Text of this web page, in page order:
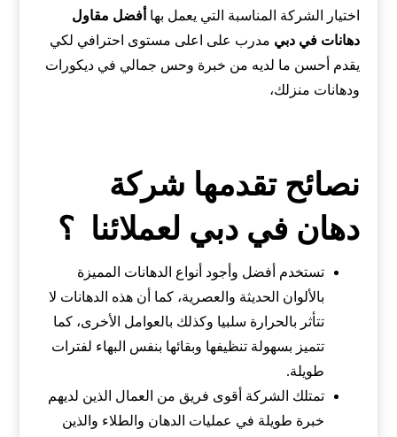
اختيار الشركة المناسبة التي يعمل بها أفضل مقاول
دهانات في دبي مدرب على اعلى مستوى احترافي لكي
يقدم أحسن ما لديه من خبرة وحس جمالي في ديكورات
ودهانات منزلك،
نصائح تقدمها شركة
دهان في دبي لعملائنا ؟
تستخدم أفضل وأجود أنواع الدهانات المميزة
بالألوان الحديثة والعصرية، كما أن هذه الدهانات لا
تتأثر بالحرارة سلبيا وكذلك بالعوامل الأخرى، كما
تتميز بسهولة تنظيفها وبقائها بنفس البهاء لفترات
طويلة.
تمتلك الشركة أقوى فريق من العمال الذين لديهم
خبرة طويلة في عمليات الدهان والطلاء والذين